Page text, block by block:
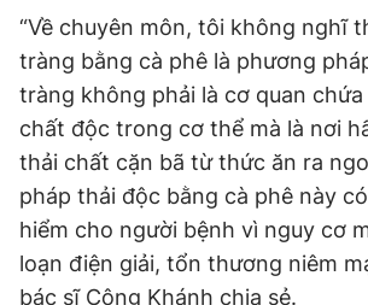
“Về chuyên môn, tôi không nghĩ
tràng bằng cà phê là phương
tràng không phải là cơ quan
chất độc trong cơ thể mà là nơi
thải chất cặn bã từ thức ăn ra
pháp thải độc bằng cà phê này
hiểm cho người bệnh vì nguy cơ
loạn điện giải, tổn thương niêm
bác sĩ Công Khánh chia sẻ.